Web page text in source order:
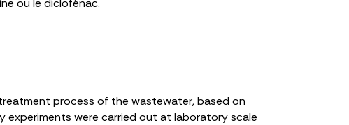
ou le diclofénac.
process of the wastewater, based on
were carried out at laboratory scale